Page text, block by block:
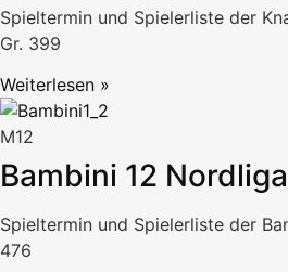
Spieltermin und Spielerliste der
Gr. 399
Weiterlesen »
M12
Bambini 12
Spieltermin und Spielerliste der
476